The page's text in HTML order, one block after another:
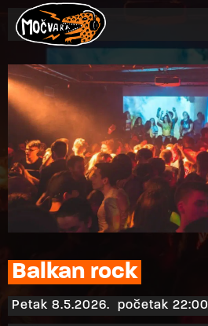
Balkan rock
Petak 8.5.2026. početak 22:00